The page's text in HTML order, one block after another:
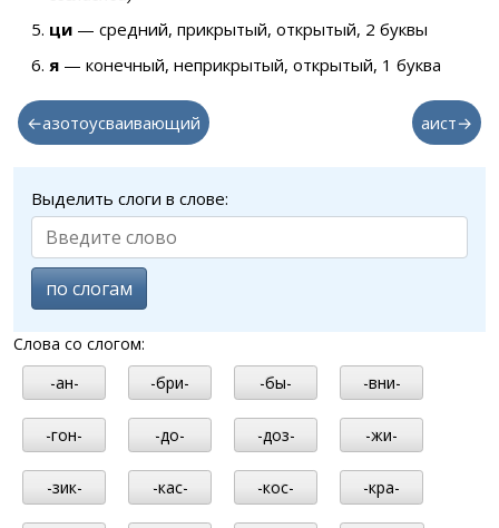
ци — средний, прикрытый, открытый, 2 буквы
я — конечный, неприкрытый, открытый, 1 буква
←азотоусваивающий аист→
Выделить слоги в слове:
по слогам
Слова со слогом:
-ан-
-бри- -бы- -вни-
-гон- -до- -доз- -жи-
-зик- -кас- -кос- -кра-